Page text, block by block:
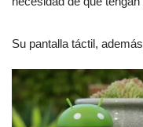
Su pantalla táctil, ade